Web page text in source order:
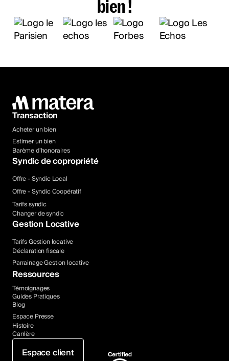
bien !
Transaction
Acheter un bien
Estimer un bien
Barème d’honoraires
Syndic de copropriété
Offre - Syndic Local
Offre - Syndic Coopératif
Tarifs syndic
Changer de syndic
Gestion Locative
Tarifs Gestion locative
Déclaration fiscale
Parrainage Gestion locative
Ressources
Témoignages
Guides Pratiques
Blog
Espace Presse
Histoire
Carrière
Espace client